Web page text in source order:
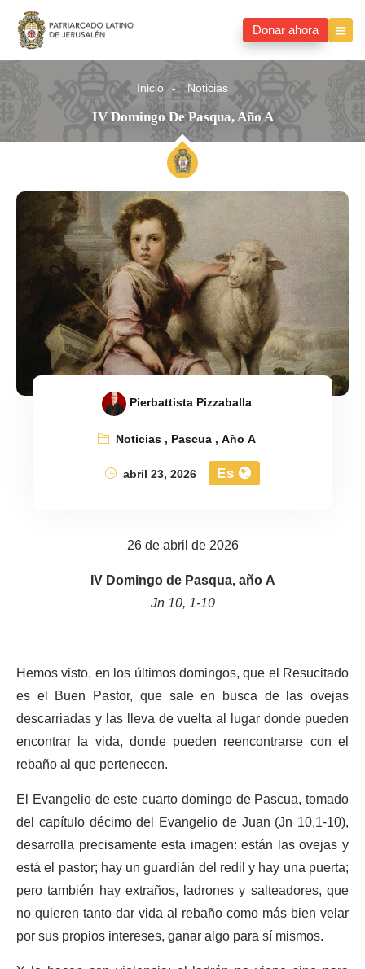
Donar ahora
Inicio Noticias
IV Domingo De Pasqua, Año A
Pierbattista Pizzaballa
Noticias, Pascua,Año A
abril 23, 2026
Es
26 de abril de 2026
IV Domingo de Pasqua, año A
Jn 10, 1-10
Hemos visto, en los últimos domingos, que el Resucitado
es el Buen Pastor, que sale en busca de las ovejas
descarriadas y las lleva de vuelta al lugar donde pueden
encontrar la vida, donde pueden reencontrarse con el
rebaño al que pertenecen.
El Evangelio de este cuarto domingo de Pascua, tomado
del capítulo décimo del Evangelio de Juan (Jn 10,1-10),
desarrolla precisamente esta imagen: están las ovejas y
está el pastor; hay un guardián del redil y hay una puerta;
pero también hay extraños, ladrones y salteadores, que
no quieren tanto dar vida al rebaño como más bien velar
por sus propios intereses, ganar algo para sí mismos.